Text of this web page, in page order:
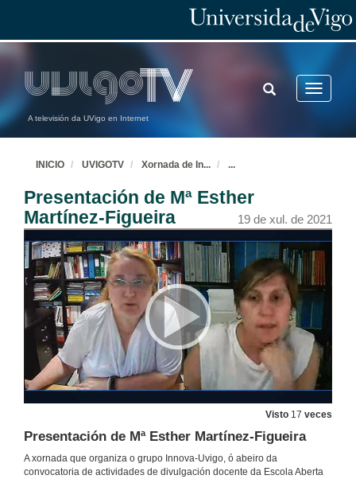
A televisión da UVigo en Internet
Toggle
TOGGLE
SEARCH
INICIO UVIGOTV Xornada de In... ...
Presentación de Mª Esther
Martínez-Figueira
19 de xul. de 2021
Visto 17 veces
Presentación de Mª Esther Martínez-Figueira
A xornada que organiza o grupo Innova-Uvigo, ó abeiro da
convocatoria de actividades de divulgación docente da Escola Aberta
Apertura da Xornada e presentación de Manuel Cebrián Da Serna
19 de xul. de 2021
19 de xul. de 2021